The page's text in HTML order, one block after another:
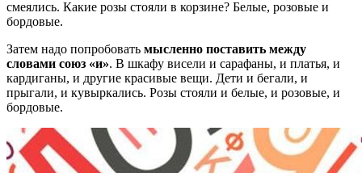
смеялись. Какие розы стояли в корзине? Белые, розовые и
бордовые.
Затем надо попробовать мысленно поставить между
словами союз «и». В шкафу висели и сарафаны, и платья, и
кардиганы, и другие красивые вещи. Дети и бегали, и
прыгали, и кувыркались. Розы стояли и белые, и розовые, и
бордовые.